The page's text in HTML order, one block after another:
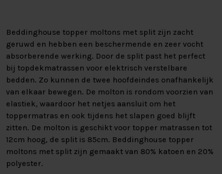
Beddinghouse topper moltons met split zijn zacht
geruwd en hebben een beschermende en zeer vocht
absorberende werking. Door de split past het perfect
bij topdekmatrassen voor elektrisch verstelbare
bedden. Zo kunnen de twee hoofdeindes onafhankelijk
van elkaar bewegen. De molton is rondom voorzien van
elastiek, waardoor het netjes aansluit om het
toppermatras en ook tijdens het slapen goed blijft
zitten. De molton is geschikt voor topper matrassen tot
12cm hoog, de split is 85cm. Beddinghouse topper
moltons met split zijn gemaakt van 80% katoen en 20%
polyester.